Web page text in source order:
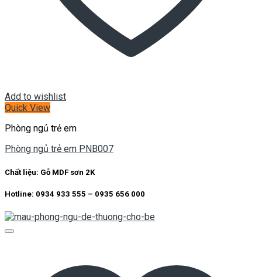
Add to wishlist
Quick View
Phòng ngủ trẻ em
Phòng ngủ trẻ em PNB007
Chất liệu: Gỗ MDF sơn 2K
Hotline: 0934 933 555 – 0935 656 000